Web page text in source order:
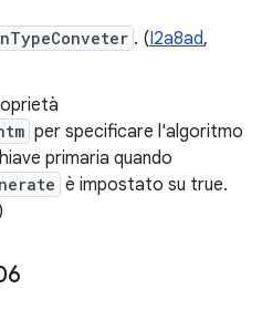
. (I2a8ad,
per specificare l'algoritmo
primaria quando
è impostato su true.
)